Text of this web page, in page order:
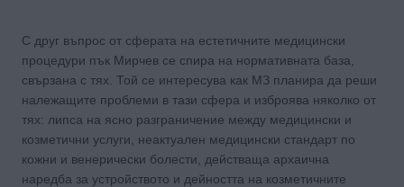
С друг въпрос от сферата на естетичните медицински
процедури пък Мирчев се спира на нормативната база,
свързана с тях. Той се интересува как МЗ планира да реши
належащите проблеми в тази сфера и изброява няколко от
тях: липса на ясно разграничение между медицински и
козметични услуги, неактуален медицински стандарт по
кожни и венерически болести, действаща архаична
наредба за устройството и дейността на козметичните